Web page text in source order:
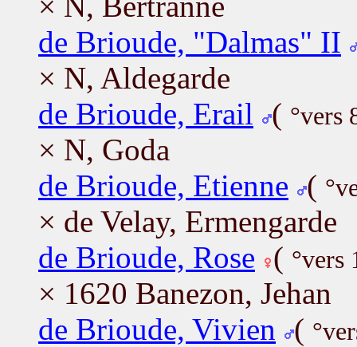
de Brioude, "Dalmas" II
× N, Aldegarde
de Brioude, Erail
( °vers
× N, Goda
de Brioude, Etienne (
× de Velay, Ermengarde
de Brioude, Rose ( °vers
× 1620 Banezon, Jehan
de Brioude, Vivien
(